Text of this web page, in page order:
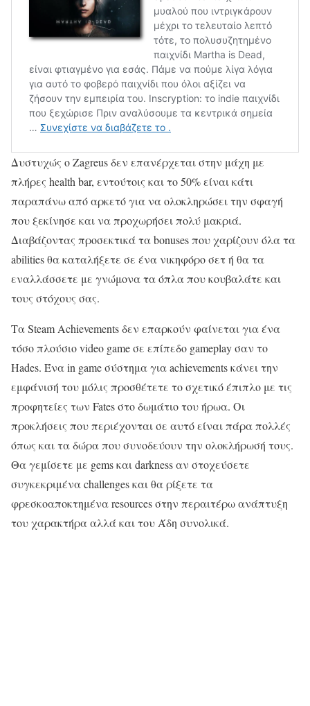
Δυστυχώς ο Zagreus δεν επανέρχεται στην μάχη με
πλήρες health bar, εντούτοις και το 50% είναι κάτι
παραπάνω από αρκετό για να ολοκληρώσει την σφαγή
που ξεκίνησε και να προχωρήσει πολύ μακριά.
Διαβάζοντας προσεκτικά τα bonuses που χαρίζουν όλα τα
abilities θα καταλήξετε σε ένα νικηφόρο σετ ή θα τα
εναλλάσσετε με γνώμονα τα όπλα που κουβαλάτε και
τους στόχους σας.
Τα Steam Achievements δεν επαρκούν φαίνεται για ένα
τόσο πλούσιο video game σε επίπεδο gameplay σαν το
Hades. Ένα in game σύστημα για achievements κάνει την
εμφάνισή του μόλις προσθέτετε το σχετικό έπιπλο με τις
προφητείες των Fates στο δωμάτιο του ήρωα. Οι
προκλήσεις που περιέχονται σε αυτό είναι πάρα πολλές
όπως και τα δώρα που συνοδεύουν την ολοκλήρωσή τους.
Θα γεμίσετε με gems και darkness αν στοχεύσετε
συγκεκριμένα challenges και θα ρίξετε τα
φρεσκοαποκτημένα resources στην περαιτέρω ανάπτυξη
του χαρακτήρα αλλά και του Άδη συνολικά.